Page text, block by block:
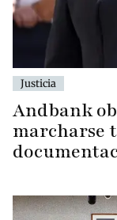
Justicia
Andbank
marcharse